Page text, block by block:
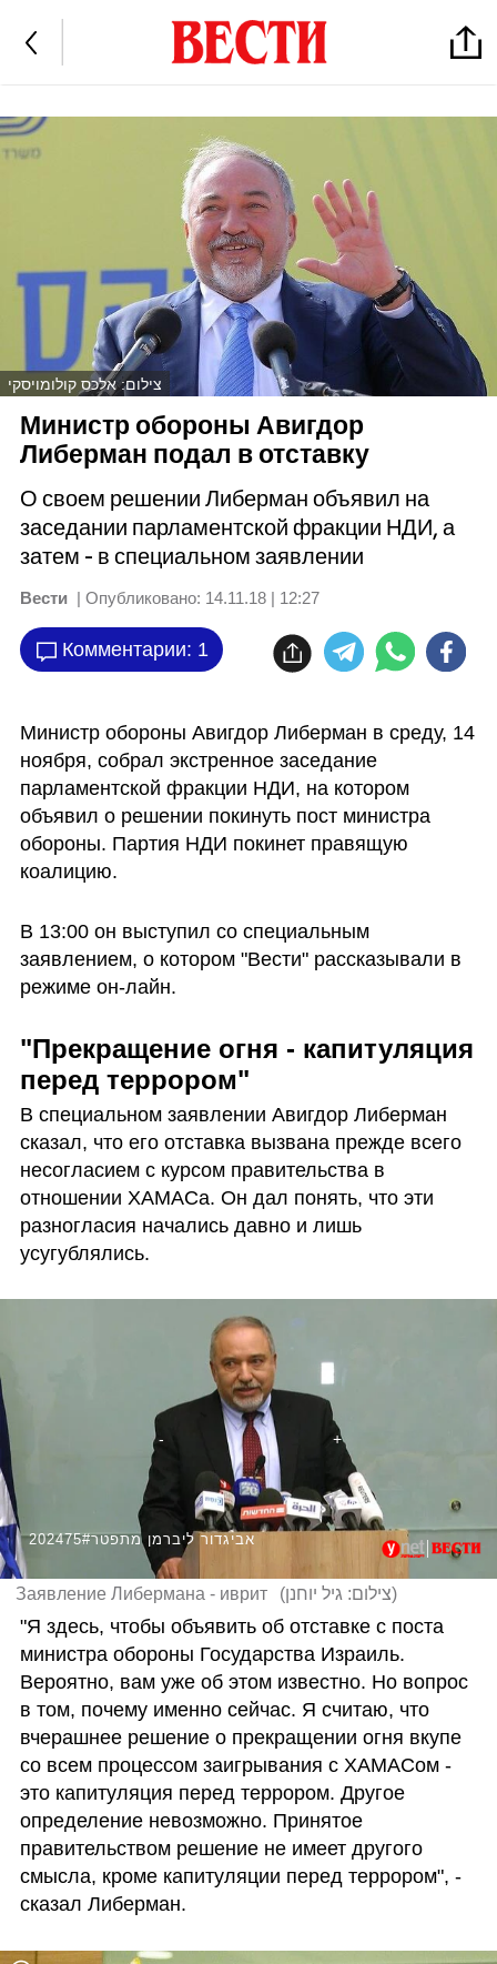
צילום: אלכס קולומויסקי
Министр обороны Авигдор
Либерман подал в отставку
О своем решении Либерман объявил на
заседании парламентской фракции НДИ, а
затем - в специальном заявлении
Вести | Опубликовано: 14.11.18 | 12:27
Комментарии: 1
Министр обороны Авигдор Либерман в среду, 14
ноября, собрал экстренное заседание
парламентской фракции НДИ, на котором
объявил о решении покинуть пост министра
обороны. Партия НДИ покинет правящую
коалицию.
В 13:00 он выступил со специальным
заявлением, о котором "Вести" рассказывали в
режиме он-лайн.
"Прекращение огня - капитуляция
перед террором"
В специальном заявлении Авигдор Либерман
сказал, что его отставка вызвана прежде всего
несогласием с курсом правительства в
отношении ХАМАСа. Он дал понять, что эти
разногласия начались давно и лишь
усугублялись.
202475#אביגדור ליברמן מתפטר
Заявление Либермана - иврит (צילום: גיל יוחנן)
"Я здесь, чтобы объявить об отставке с поста
министра обороны Государства Израиль.
Вероятно, вам уже об этом известно. Но вопрос
в том, почему именно сейчас. Я считаю, что
вчерашнее решение о прекращении огня вкупе
со всем процессом заигрывания с ХАМАСом -
это капитуляция перед террором. Другое
определение невозможно. Принятое
правительством решение не имеет другого
смысла, кроме капитуляции перед террором", -
сказал Либерман.